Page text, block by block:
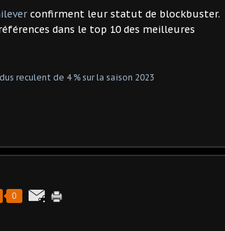
confirment leur statut de blockbuster.
dans le top 10 des meilleures
0